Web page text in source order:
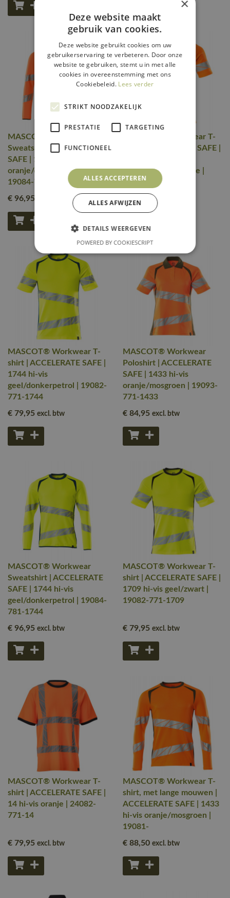
MASCOT® Workwear
Sweatshirt | ACCELERATE
SAFE | 1418 hi-vis
oranje/donkerantraciet |
19084-781-1418
€ 96,95
MASCOT® Workwear T-
shirt | ACCELERATE SAFE |
oranje/donkermarine |
19082-771-14010
excl. btw
MASCOT® Workwear T-
shirt | ACCELERATE SAFE |
1744 hi-vis
geel/donkerpetrol | 19082-
771-1744
€ 79,95 excl. btw
MASCOT® Workwear
Poloshirt | ACCELERATE
SAFE | 1433 hi-vis
oranje/mosgroen | 19093-
771-1433
€ 84,95 excl. btw
MASCOT® Workwear
Sweatshirt | ACCELERATE
SAFE | 1744 hi-vis
geel/donkerpetrol | 19084-
781-1744
€ 96,95 excl. btw
MASCOT® Workwear T-
shirt | ACCELERATE SAFE |
1709 hi-vis geel/zwart |
19082-771-1709
€ 79,95 excl. btw
MASCOT® Workwear T-
shirt | ACCELERATE SAFE |
14 hi-vis oranje | 24082-
771-14
€ 79,95 excl. btw
MASCOT® Workwear T-
shirt, met lange mouwen |
ACCELERATE SAFE | 1433
hi-vis oranje/mosgroen |
19081-
€ 88,50 excl. btw
×
Deze website maakt
gebruik van cookies.
Deze website gebruikt cookies om uw
gebruikerservaring te verbeteren. Door onze
website te gebruiken, stemt u in met alle
cookies in overeenstemming met ons
Cookiebeleid. Lees verder
STRIKT NOODZAKELIJK
PRESTATIE TARGETING
FUNCTIONEEL
ALLES ACCEPTEREN
ALLES AFWIJZEN
DETAILS WEERGEVEN
POWERED BY COOKIESCRIPT